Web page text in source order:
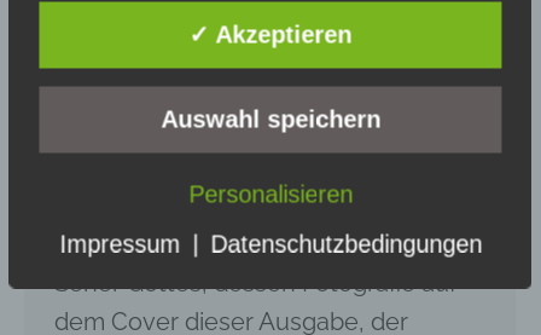
FGBMFI,WMB VonChristian Bornholdt 14.05.2026
In biblischen Tagen gab es Männer
Gottes, die Propheten und Seher
waren. Aber in all den heiligen
einen größeren Dienst als den von
William Branham. Ein Prophet und
Seher Gottes, dessen Fotografie auf
dem Cover dieser Ausgabe, der
✓ Akzeptieren
Auswahl speichern
Personalisieren
Impressum | Datenschutzbedingungen